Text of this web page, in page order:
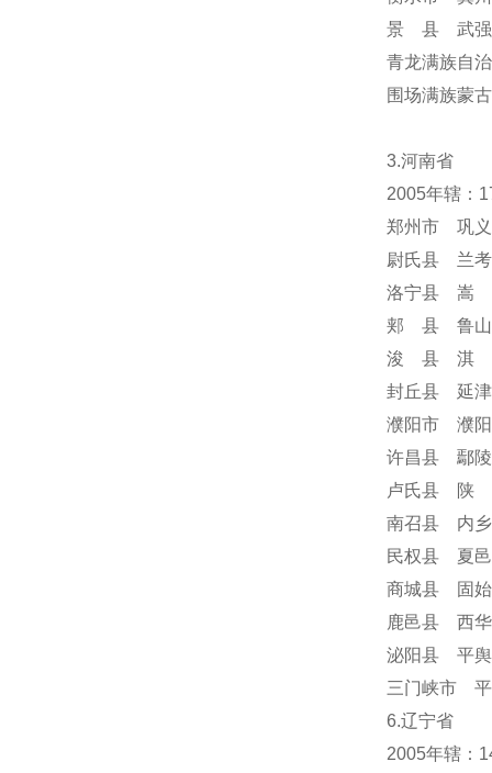
景 县 武强
青龙满族自
围场满族蒙
3.河南省
2005年辖：
郑州市 巩
尉氏县 兰
洛宁县 嵩
郏 县 鲁
浚 县 淇
封丘县 延
濮阳市 濮
许昌县 鄢
卢氏县 陕
南召县 内
民权县 夏
商城县 固
鹿邑县 西
泌阳县 平
三门峡市
6.辽宁省
2005年辖：